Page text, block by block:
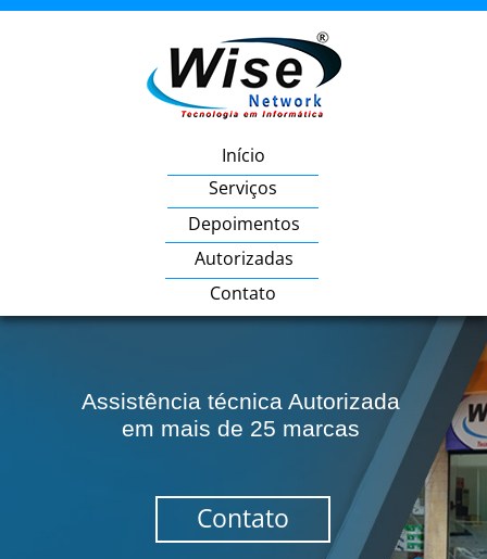
Início
Serviços
Depoimentos
Autorizadas
Contato
Assistência técnica Autorizada
em mais de 25 marcas
Contato